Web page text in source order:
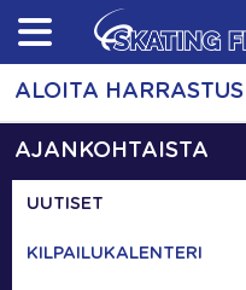
Skip
content
ALOITA HARRASTUS
AJANKOHTAISTA
UUTISET
KILPAILUKALENTERI